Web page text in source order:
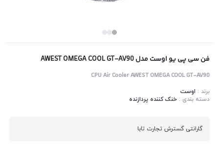
فن سی پی یو اوست مدل AWEST OMEGA COOL GT-AV90
CPU Air Cooler AWEST OMEGA COOL GT-AV90
برند : اوست
دسته بندی :خنک کننده پردازنده
گارانتی گسترش تجارت تابا